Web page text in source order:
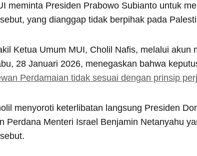
meminta Presiden Prabowo Subianto untuk
yang dianggap tidak berpihak pada
Ketua Umum MUI, Cholil Nafis, melalui akun
28 Januari 2026, menegaskan bahwa
Perdamaian tidak sesuai dengan prinsip
menyoroti keterlibatan langsung Presiden
Perdana Menteri Israel Benjamin Netanyahu